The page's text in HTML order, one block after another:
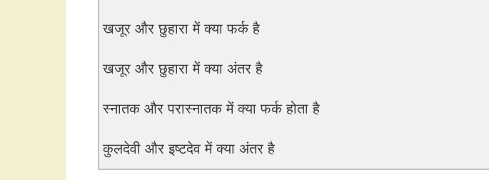
खजूर और छुहारा में क्या फर्क है
खजूर और छुहारा में क्या अंतर है
स्नातक और परास्नातक में क्या फर्क होता है
कुलदेवी और इष्टदेव में क्या अंतर है